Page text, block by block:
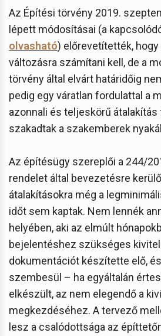
Az Építési törvény 2019.
lépett módosításai (a
olvasható) előrevetítették, hogy
változásra számítani kell, de a
törvény által elvárt határidőig
pedig egy váratlan fordulattal a
azonnali és teljeskörű átalakítás
szakadtak a szakemberek
Az építésügy szereplői a 244/
rendelet által bevezetésre
átalakításokra még a
időt sem kaptak. Nem lennék
helyében, aki az elmúlt
bejelentéshez szükséges
dokumentációt készítette elő,
szembesül – ha egyáltalán
elkészült, az nem elegendő a
megkezdéséhez. A tervező
lesz a csalódottsága az